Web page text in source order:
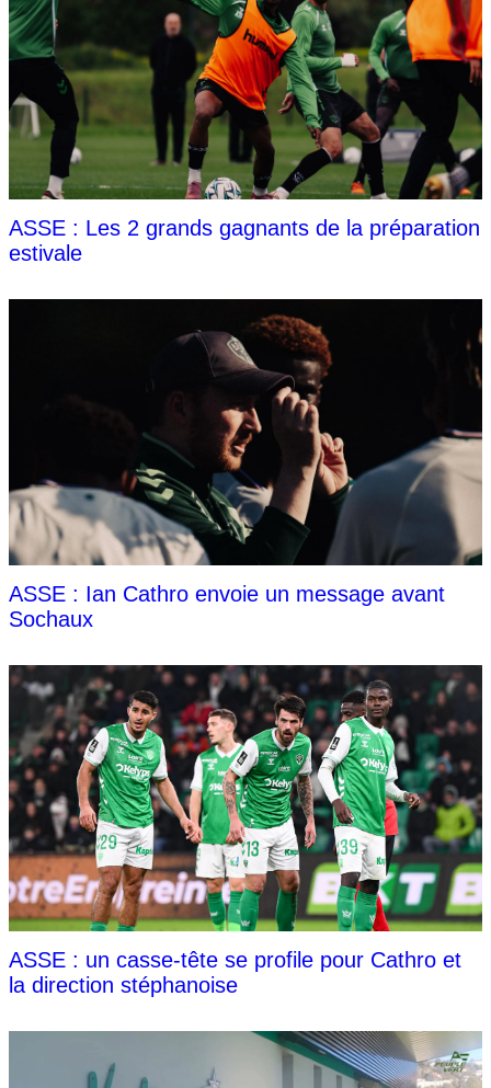
ASSE : Les 2 grands gagnants de la préparation
estivale
ASSE : Ian Cathro envoie un message avant
Sochaux
ASSE : un casse-tête se profile pour Cathro et
la direction stéphanoise